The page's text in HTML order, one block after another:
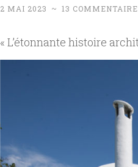
2 MAI 2023 ~ 13
« L’étonnante histoire